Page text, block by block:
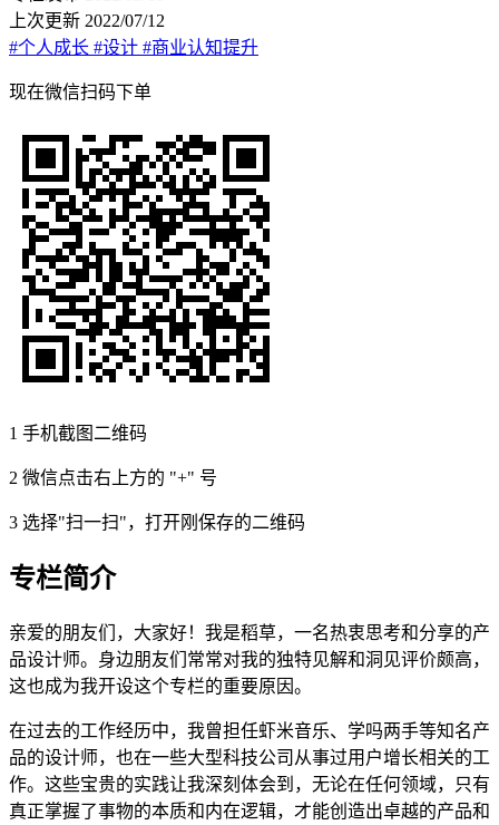
上次更新 2022/07/12
#个人成长 #设计 #商业认知提升
现在微信扫码下单
1 手机截图二维码
2 微信点击右上方的 "+" 号
3 选择"扫一扫"，打开刚保存的二维码
专栏简介
亲爱的朋友们，大家好！我是稻草，一名热衷思考和分享的产
品设计师。身边朋友们常常对我的独特见解和洞见评价颇高，
这也成为我开设这个专栏的重要原因。
在过去的工作经历中，我曾担任虾米音乐、学吗两手等知名产
品的设计师，也在一些大型科技公司从事过用户增长相关的工
作。这些宝贵的实践让我深刻体会到，无论在任何领域，只有
真正掌握了事物的本质和内在逻辑，才能创造出卓越的产品和